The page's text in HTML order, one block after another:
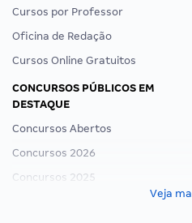
Cursos por Professor
Oficina de Redação
Cursos Online Gratuitos
CONCURSOS PÚBLICOS EM
DESTAQUE
Concursos Abertos
Concursos 2026
Concursos 2025
Veja